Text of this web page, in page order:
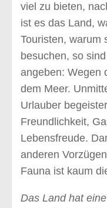
Veranstaltungen
Empfehlungen
Ausflüge
Hotels & Resorts
Besondere
viel zu bieten,
ist es das Land,
Touristen, warum
besuchen, so
angeben: Wegen
dem Meer.
Urlauber
Freundlichkeit,
Lebensfreude.
anderen
Fauna ist kaum
Das Land hat